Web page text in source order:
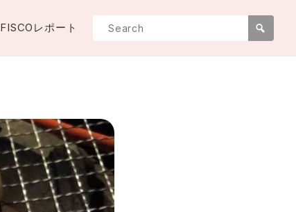
FISCOレポート